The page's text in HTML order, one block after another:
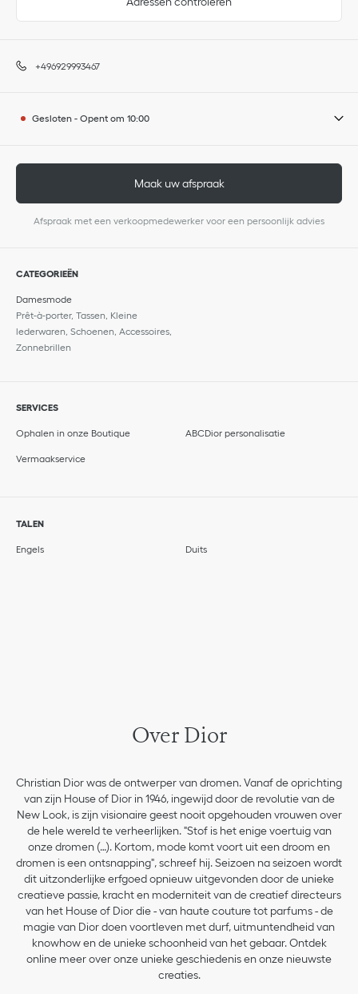
+496929993467
Gesloten - Opent om 10:00
Maak uw afspraak
Afspraak met een verkoopmedewerker voor een persoonlijk advies
CATEGORIEËN
Damesmode
Prêt-à-porter, Tassen, Kleine
lederwaren, Schoenen, Accessoires,
Zonnebrillen
SERVICES
Ophalen in onze Boutique ABCDior personalisatie
Vermaakservice
TALEN
Engels Duits
Over Dior
Christian Dior was de ontwerper van dromen. Vanaf de oprichting
van zijn House of Dior in 1946, ingewijd door de revolutie van de
New Look, is zijn visionaire geest nooit opgehouden vrouwen over
de hele wereld te verheerlijken. "Stof is het enige voertuig van
onze dromen (…). Kortom, mode komt voort uit een droom en
dromen is een ontsnapping", schreef hij. Seizoen na seizoen wordt
dit uitzonderlijke erfgoed opnieuw uitgevonden door de unieke
creatieve passie, kracht en moderniteit van de creatief directeurs
van het House of Dior die - van haute couture tot parfums - de
magie van Dior doen voortleven met durf, uitmuntendheid van
knowhow en de unieke schoonheid van het gebaar. Ontdek
online meer over onze unieke geschiedenis en onze nieuwste
creaties.